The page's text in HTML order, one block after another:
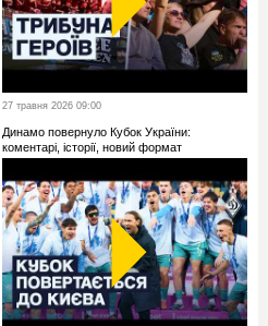
27 травня 2026 09:00
Динамо повернуло Кубок України:
коментарі, історії, новий формат